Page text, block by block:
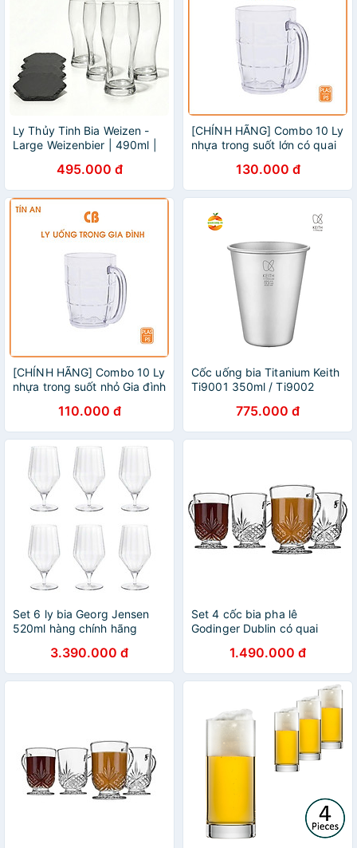
Ly Thủy Tinh Bia Weizen -
Large Weizenbier | 490ml |
495.000 đ
[CHÍNH HÃNG] Combo 10 Ly
nhựa trong suốt lớn có quai
130.000 đ
[CHÍNH HÃNG] Combo 10 Ly
nhựa trong suốt nhỏ Gia đình
110.000 đ
Cốc uống bia Titanium Keith
Ti9001 350ml / Ti9002
775.000 đ
Set 6 ly bia Georg Jensen
520ml hàng chính hãng
3.390.000 đ
Set 4 cốc bia pha lê
Godinger Dublin có quai
1.490.000 đ